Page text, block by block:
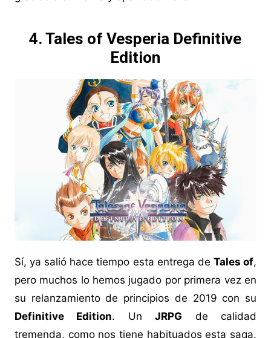
4. Tales of Vesperia Definitive
Edition
Sí, ya salió hace tiempo esta entrega de Tales of,
pero muchos lo hemos jugado por primera vez en
su relanzamiento de principios de 2019 con su
Definitive Edition. UnJRPG de calidad
tremenda, como nos tiene habituados esta saga.